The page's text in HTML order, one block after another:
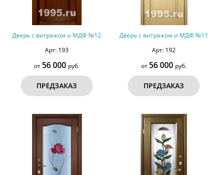
Дверь с витражом и МДФ №12
Арт: 193
от 56 000 руб.
ПРЕДЗАКАЗ
Дверь с витражом и МДФ №11
Арт: 192
от 56 000 руб.
ПРЕДЗАКАЗ